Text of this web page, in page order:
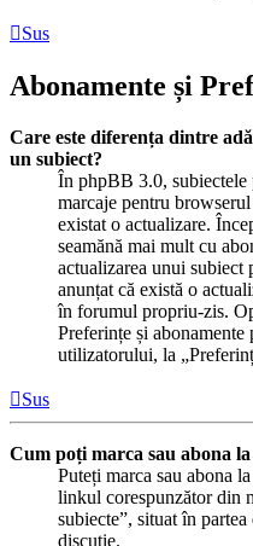
Sus
Abonamente și
Care este diferența dintre
un subiect?
În phpBB 3.0, subiectele
marcaje pentru
existat o actualizare.
seamănă mai mult cu
actualizarea unui
anunțat că există o
în forumul propriu-zis.
Preferințe și
utilizatorului, la
Sus
Cum poți marca sau abona la
Puteți marca sau abona
linkul corespunzător din
subiecte”, situat în
discuție.